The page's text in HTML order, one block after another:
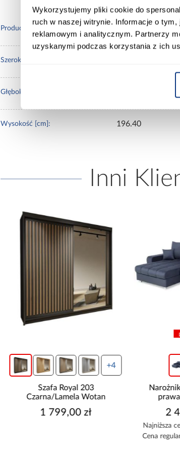
Wykorzystujemy pliki cookie do
ruch w naszej witrynie. Informacje o
reklamowym i analitycznym. Partnerzy
uzyskanymi podczas korzystania z ich
Producent: Merkury Market
Szerokość [cm]:
Głębokość [cm]:
Wysokość [cm]: 196.40
Inni
+4
Szafa Royal 203
Czarna/Lamela Wotan
1 799,00 zł
Narożnik
2
Najniższa
Cena